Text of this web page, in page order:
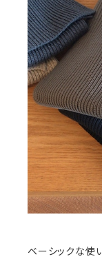
ベーシックな使